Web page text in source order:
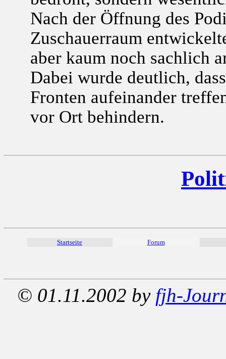
Nach der Öffnung des
Zuschauerraum
aber kaum noch sachlich
Dabei wurde deutlich,
Fronten aufeinander
vor Ort behindern.
Startseite Forum
© 01.11.2002 by fjh-